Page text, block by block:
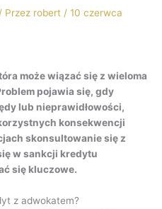
/ Przez robert / 10 czerwca
może wiązać się z wieloma
pojawia się, gdy
lub nieprawidłowości,
konsekwencji
skonsultowanie się z
w sankcji kredytu
się kluczowe.
z adwokatem?